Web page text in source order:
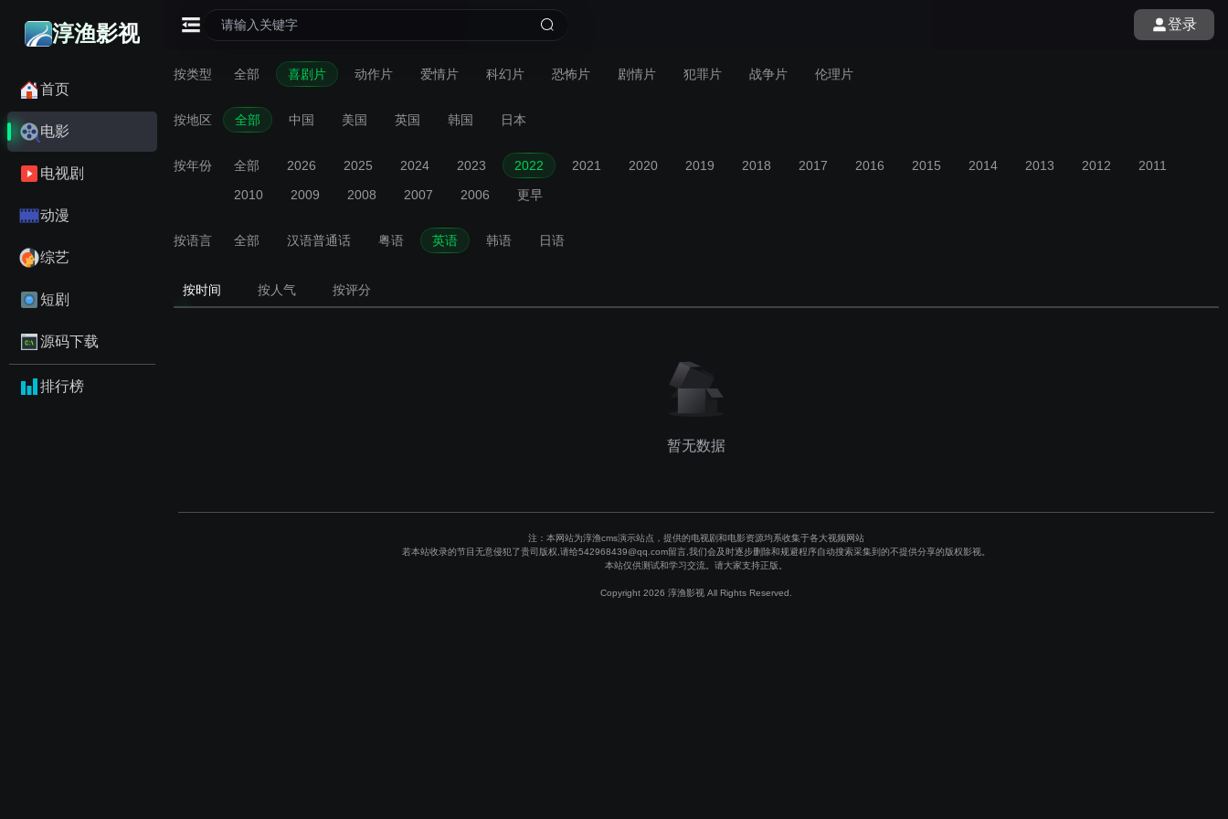
淳渔影视
首页
电影
电视剧
动漫
综艺
短剧
源码下载
排行榜
登录
按类型 全部 喜剧片 动作片 爱情片 科幻片 恐怖片 剧情片 犯罪片 战争片 伦理片
按地区 全部 中国 美国 英国 韩国 日本
按年份 全部 2026 2025 2024 2023 2022 2021 2020 2019 2018 2017 2016 2015 2014 2013 2012
2011
2010
2009 2008 2007 2006 更早
按语言 全部 汉语普通话 粤语 英语 韩语 日语
按时间 按人气 按评分
暂无数据
注：本网站为淳渔cms演示站点，提供的电视剧和电影资源均系收集于各大视频网站
若本站收录的节目无意侵犯了贵司版权,请给542968439@qq.com留言,我们会及时逐步删除和规避程序自动搜索采集到的不提供分享的版权影视。
本站仅供测试和学习交流。请大家支持正版。
Copyright 2026 淳渔影视 All Rights Reserved.